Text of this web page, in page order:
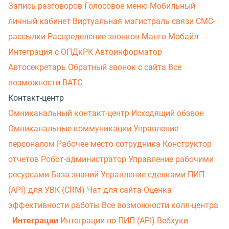
Запись разговоров Голосовое меню Мобильный
личный кабинет Виртуальная магистраль связи СМС-
рассылки Распределение звонков Манго Мобайл
Интеграция с ОПДкРК Автоинформатор
Автосекретарь Обратный звонок с сайта Все
возможности ВАТС
Контакт-центр
Омниканальный контакт-центр Исходящий обзвон
Омниканальные коммуникации Управление
персоналом Рабочее место сотрудника Конструктор
отчетов Робот-администратор Управление рабочими
ресурсами База знаний Управление сделками ПИП
(API) для УВК (CRM) Чат для сайта Оценка
эффективности работы Все возможности колл-центра
Интеграции Интеграции по ПИП (API) Вебхуки